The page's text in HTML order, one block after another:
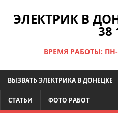
ЭЛЕКТРИК В
38
ВРЕМЯ РАБОТЫ: ПН-
ВЫЗВАТЬ ЭЛЕКТРИКА В ДОНЕЦКЕ
СТАТЬИ ФОТО РАБОТ